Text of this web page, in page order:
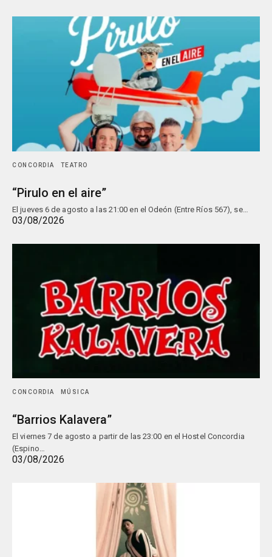
CONCORDIA TEATRO
“Pirulo en el aire”
El jueves 6 de agosto a las 21:00 en el Odeón (Entre Ríos 567), se…
03/08/2026
CONCORDIA MÚSICA
“Barrios Kalavera”
El viernes 7 de agosto a partir de las 23:00 en el Hostel Concordia
(Espino…
03/08/2026